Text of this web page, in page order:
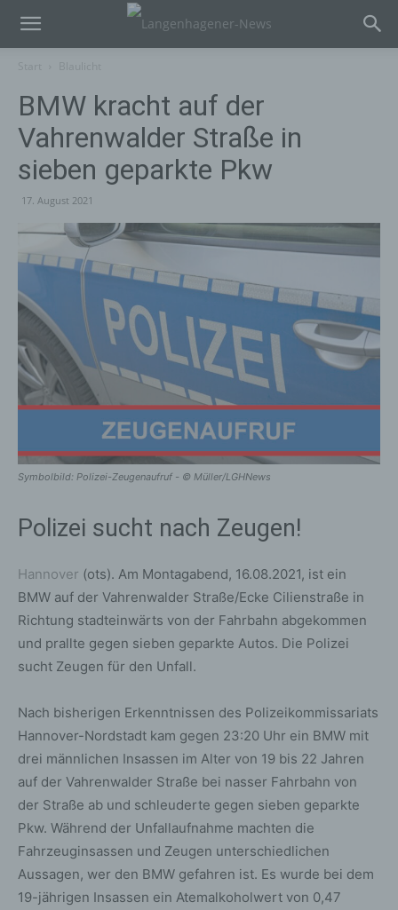
BMW kracht auf der
Vahrenwalder Straße in
sieben geparkte Pkw
17. August 2021
Symbolbild: Polizei-Zeugenaufruf - © Müller/LGHNews
Polizei sucht nach Zeugen!
Hannover (ots). Am Montagabend, 16.08.2021, ist ein
BMW auf der Vahrenwalder Straße/Ecke Cilienstraße in
Richtung stadteinwärts von der Fahrbahn abgekommen
und prallte gegen sieben geparkte Autos. Die Polizei
sucht Zeugen für den Unfall.
Nach bisherigen Erkenntnissen des Polizeikommissariats
Hannover-Nordstadt kam gegen 23:20 Uhr ein BMW mit
drei männlichen Insassen im Alter von 19 bis 22 Jahren
auf der Vahrenwalder Straße bei nasser Fahrbahn von
der Straße ab und schleuderte gegen sieben geparkte
Pkw. Während der Unfallaufnahme machten die
Fahrzeuginsassen und Zeugen unterschiedlichen
Aussagen, wer den BMW gefahren ist. Es wurde bei dem
19-jährigen Insassen ein Atemalkoholwert von 0,47